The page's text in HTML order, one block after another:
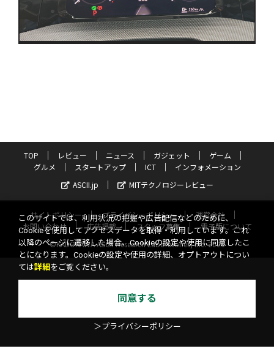
TOP レビュー ニュース ガジェット
ゲーム
グルメ
スタートアップ ICT
インフォメーション
ASCII.jp
MITテクノロジーレビュー
サイトポリシー プライバシーポリシー
運営会社
お問い合わせ
広告掲載 スタッフ募集
電子版について
©KADOKAWA ASCII Research Laboratories, Inc. 2026
このサイトでは、利用状況の把握や広告配信などのために、
Cookieを使用してアクセスデータを取得・利用しています。これ
以降のページに遷移した場合、Cookieの設定や使用に同意したこ
とになります。Cookieの設定や使用の詳細、オプトアウトについ
ては詳細 をご覧ください。
同意する
＞プライバシーポリシー